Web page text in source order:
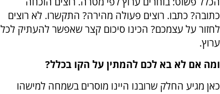
כתובה? כתבו. רוצים פעולה מהירה? התקשרו. לא רוצים
לחזור על עצמכם? הכינו סיכום קצר שאפשר להעתיק לכל
ערוץ.
ומה אם לא בא לכם להמתין על הקו בכלל?
כאן מגיע החלק שרובנו היינו מוסרים בשמחה למישהו